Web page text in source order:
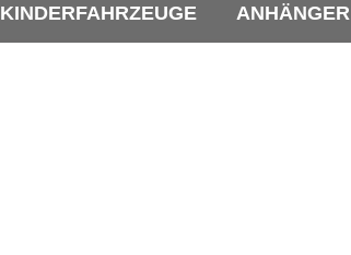
KINDERFAHRZEUGE ANHÄNGER